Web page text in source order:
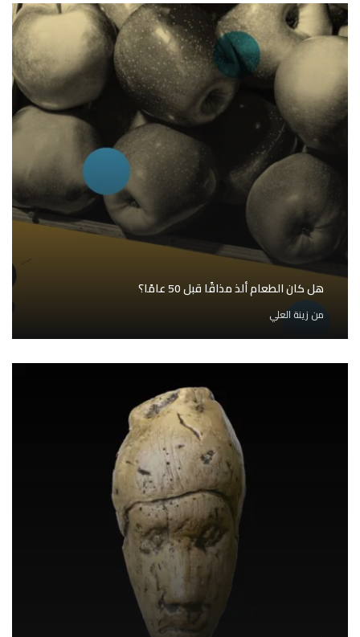
هل كان الطعام ألذ مذاقًا قبل 50 عامًا؟
من زينة العلي